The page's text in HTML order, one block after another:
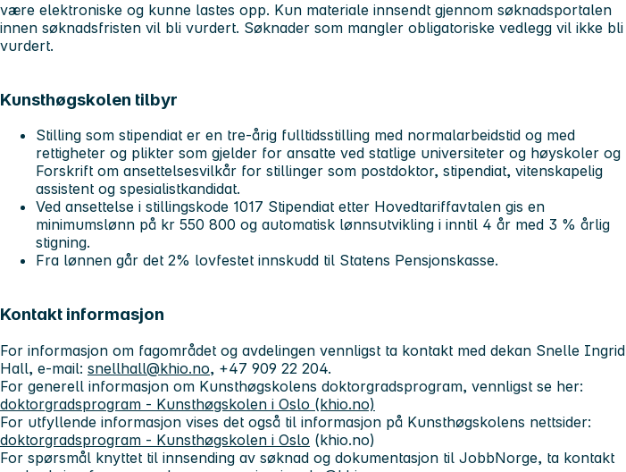
være elektroniske og kunne lastes opp. Kun materiale innsendt gjennom søknadsportalen
innen søknadsfristen vil bli vurdert. Søknader som mangler obligatoriske vedlegg vil ikke bli
vurdert.
Kunsthøgskolen tilbyr
Stilling som stipendiat er en tre-årig fulltidsstilling med normalarbeidstid og med
rettigheter og plikter som gjelder for ansatte ved statlige universiteter og høyskoler og
Forskrift om ansettelsesvilkår for stillinger som postdoktor, stipendiat, vitenskapelig
assistent og spesialistkandidat.
Ved ansettelse i stillingskode 1017 Stipendiat etter Hovedtariffavtalen gis en
minimumslønn på kr 550 800 og automatisk lønnsutvikling i inntil 4 år med 3 % årlig
stigning.
Fra lønnen går det 2% lovfestet innskudd til Statens Pensjonskasse.
Kontakt informasjon
For informasjon om fagområdet og avdelingen vennligst ta kontakt med dekan Snelle Ingrid
Hall, e-mail: snellhall@khio.no, +47 909 22 204.
For generell informasjon om Kunsthøgskolens doktorgradsprogram, vennligst se her:
doktorgradsprogram - Kunsthøgskolen i Oslo (khio.no)
For utfyllende informasjon vises det også til informasjon på Kunsthøgskolens nettsider:
doktorgradsprogram - Kunsthøgskolen i Oslo (khio.no)
For spørsmål knyttet til innsending av søknad og dokumentasjon til JobbNorge, ta kontakt